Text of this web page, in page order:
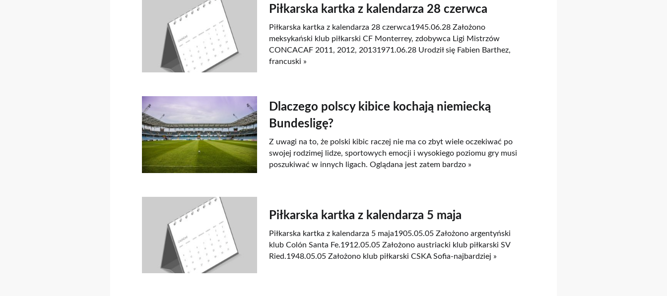
Piłkarska kartka z kalendarza 28 czerwca
Piłkarska kartka z kalendarza 28 czerwca1945.06.28 Założono
meksykański klub piłkarski CF Monterrey, zdobywca Ligi Mistrzów
CONCACAF 2011, 2012, 20131971.06.28 Urodził się Fabien Barthez,
francuski »
Dlaczego polscy kibice kochają niemiecką
Bundesligę?
Z uwagi na to, że polski kibic raczej nie ma co zbyt wiele oczekiwać po
swojej rodzimej lidze, sportowych emocji i wysokiego poziomu gry musi
poszukiwać w innych ligach. Oglądana jest zatem bardzo »
Piłkarska kartka z kalendarza 5 maja
Piłkarska kartka z kalendarza 5 maja1905.05.05 Założono argentyński
klub Colón Santa Fe.1912.05.05 Założono austriacki klub piłkarski SV
Ried.1948.05.05 Założono klub piłkarski CSKA Sofia-najbardziej »